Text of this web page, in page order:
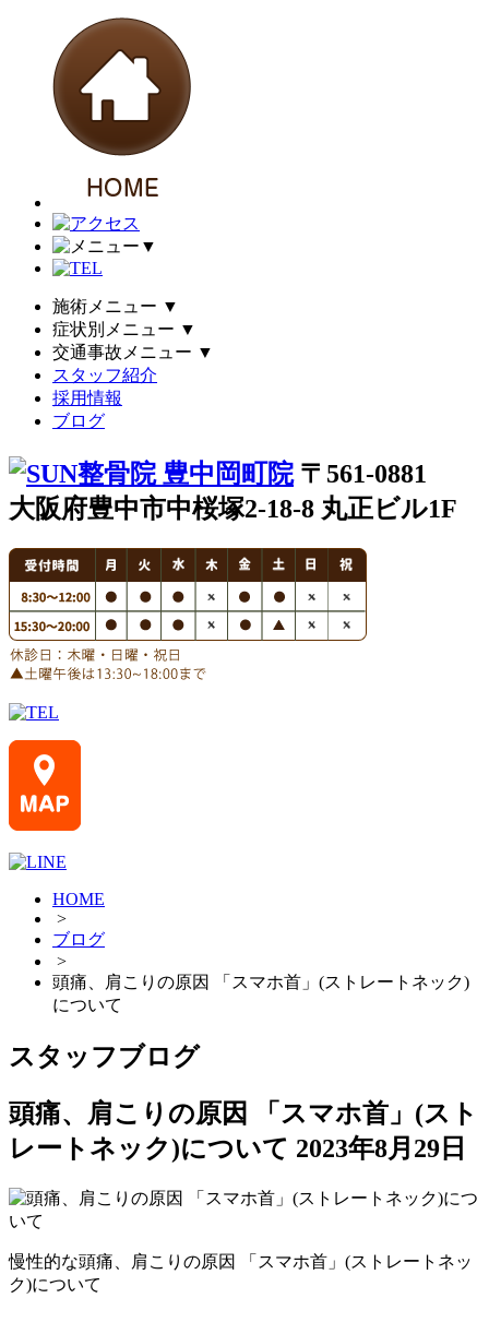
▼
施術メニュー ▼
症状別メニュー ▼
交通事故メニュー ▼
スタッフ紹介
採用情報
ブログ
〒561-0881
大阪府豊中市中桜塚2-18-8 丸正ビル1F
HOME
>
ブログ
>
頭痛、肩こりの原因 「スマホ首」(ストレートネック)
について
スタッフブログ
頭痛、肩こりの原因 「スマホ首」(スト
レートネック)について 2023年8月29日
慢性的な頭痛、肩こりの原因 「スマホ首」(ストレートネッ
ク)について